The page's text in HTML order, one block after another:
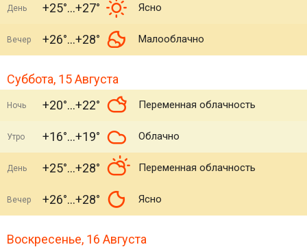
День +25° +27° Ясно
Вечер +26° +28° Малооблачно
Суббота, 15 Августа
Ночь +20° +22° Переменная облачность
Утро +16° +19° Облачно
День +25° +28° Переменная облачность
Вечер +26° +28° Ясно
Воскресенье, 16 Августа